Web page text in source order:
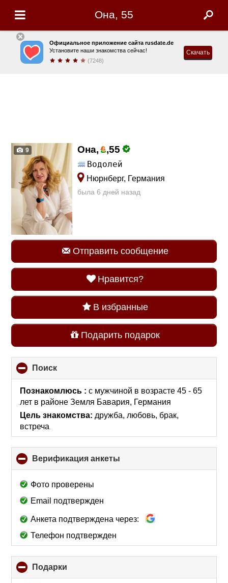
Она, 55
Официальное приложение сайта rusdate.de
Установите наши знакомства сейчас!
(7248)
Скачать
9 Она, ,55
Водолей
Нюрнберг, Германия
была 6 дней назад
Отправить сообщение
Нравится?
В избранные
Подарить подарок
Поиск
to
collapse
contents
Познакомлюсь :с мужчиной в возрасте 45 - 65
лет в районе Земля Бавария, Германия
Цель знакомства: дружба, любовь, брак,
встреча
Верификация анкеты
to
Фото проверены
Email подтвержден
Анкета подтверждена через:
Телефон подтвержден
Подарки
to